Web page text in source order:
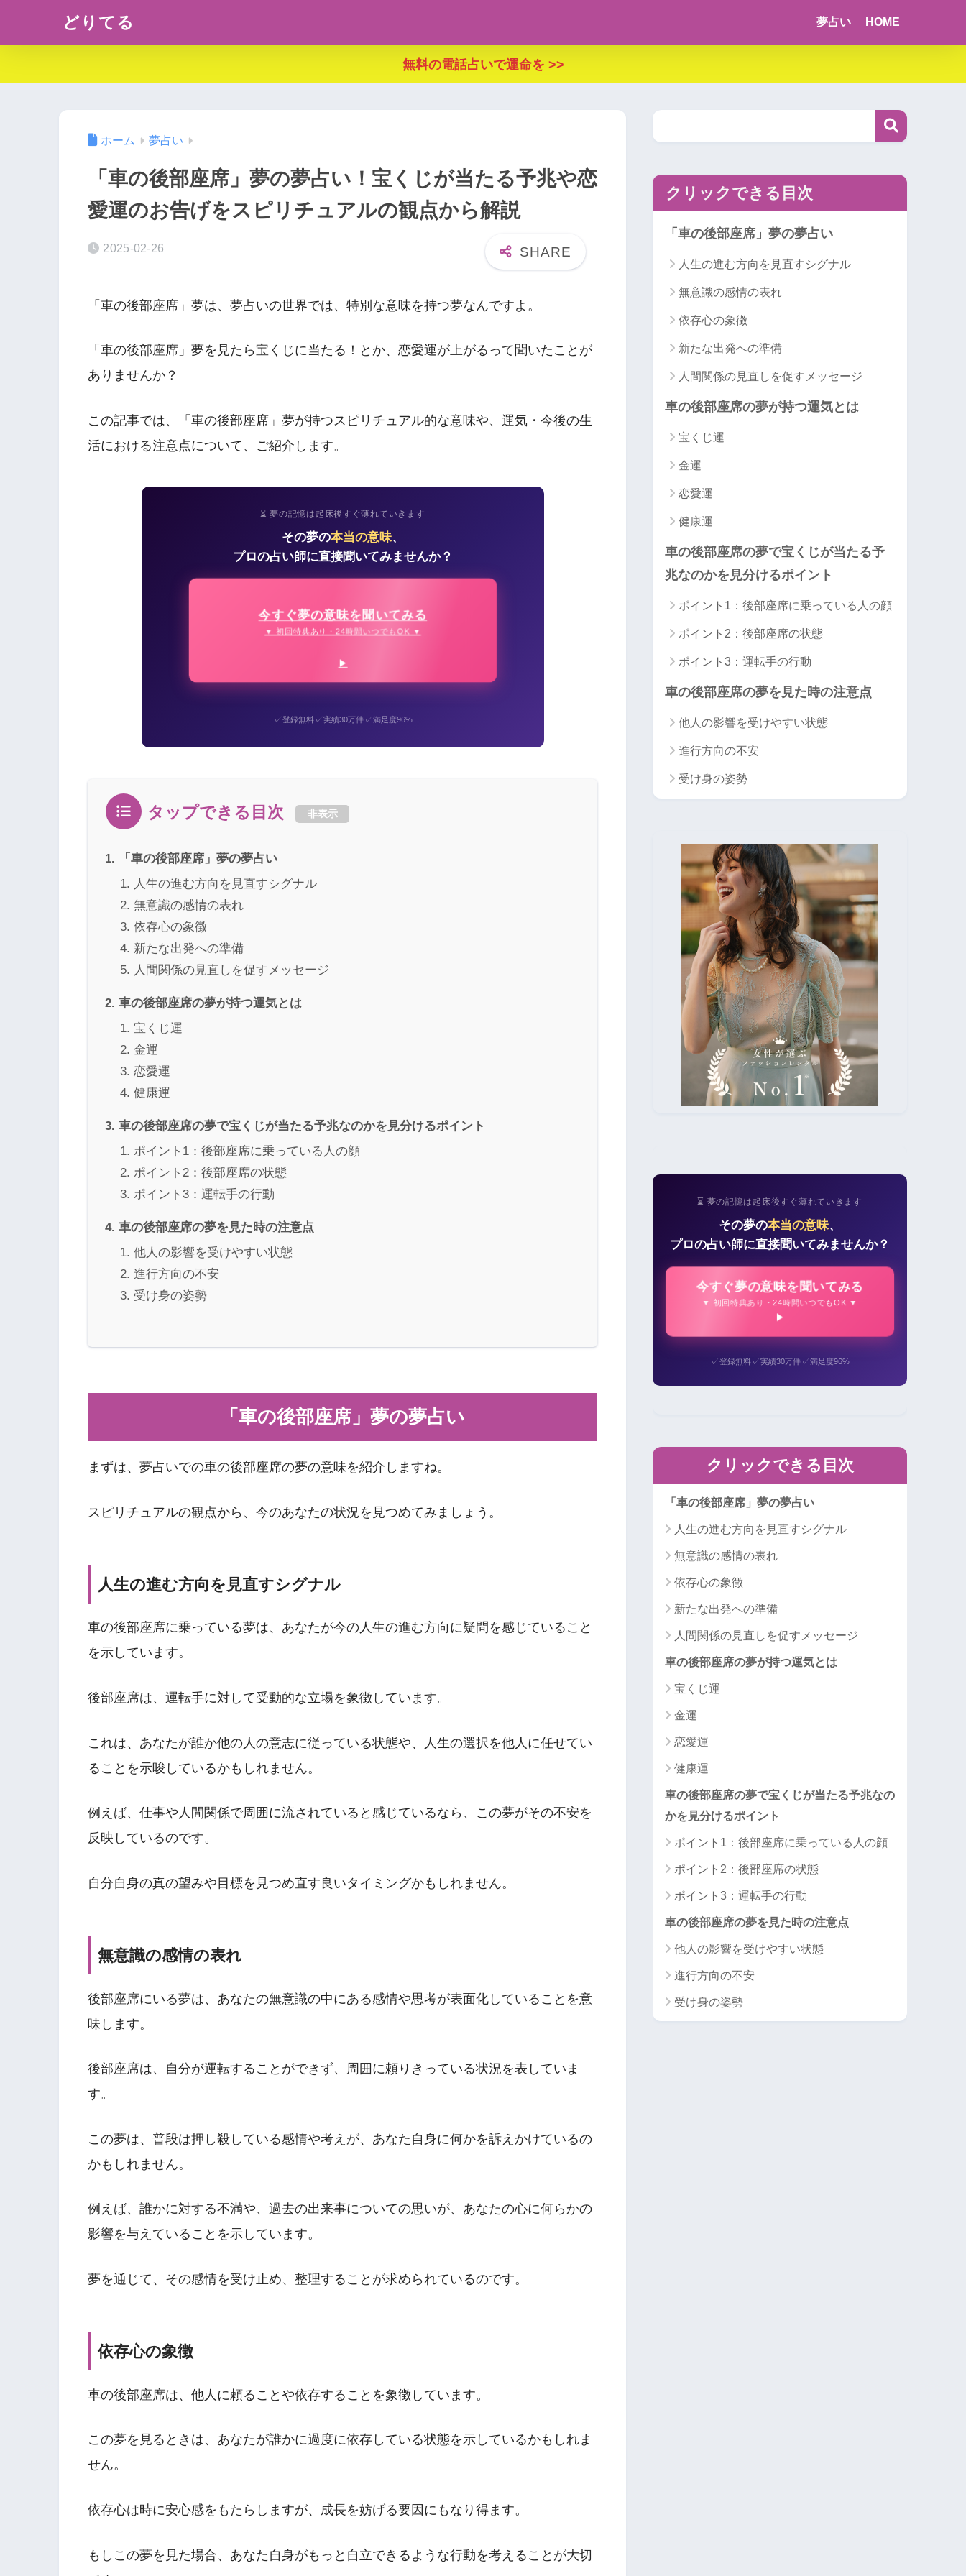
どりてる 夢占い HOME
無料の電話占いで運命を >>
ホーム 夢占い
「車の後部座席」夢の夢占い！宝くじが当たる予兆や恋
愛運のお告げをスピリチュアルの観点から解説
2025-02-26
「車の後部座席」夢は、夢占いの世界では、特別な意味を持つ夢なんですよ。
「車の後部座席」夢を見たら宝くじに当たる！とか、恋愛運が上がるって聞いたことが
ありませんか？
この記事では、「車の後部座席」夢が持つスピリチュアル的な意味や、運気・今後の生
活における注意点について、ご紹介します。
⏳ 夢の記憶は起床後すぐ薄れていきます
その夢の本当の意味、
プロの占い師に直接聞いてみませんか？
今すぐ夢の意味を聞いてみる
▼ 初回特典あり・24時間いつでもOK ▼
✓登録無料✓実績30万件✓満足度96%
タップできる目次 非表示
「車の後部座席」夢の夢占い
人生の進む方向を見直すシグナル
無意識の感情の表れ
依存心の象徴
新たな出発への準備
人間関係の見直しを促すメッセージ
車の後部座席の夢が持つ運気とは
宝くじ運
金運
恋愛運
健康運
車の後部座席の夢で宝くじが当たる予兆なのかを見分けるポイント
ポイント1：後部座席に乗っている人の顔
ポイント2：後部座席の状態
ポイント3：運転手の行動
車の後部座席の夢を見た時の注意点
他人の影響を受けやすい状態
進行方向の不安
受け身の姿勢
「車の後部座席」夢の夢占い
まずは、夢占いでの車の後部座席の夢の意味を紹介しますね。
スピリチュアルの観点から、今のあなたの状況を見つめてみましょう。
人生の進む方向を見直すシグナル
車の後部座席に乗っている夢は、あなたが今の人生の進む方向に疑問を感じていること
を示しています。
後部座席は、運転手に対して受動的な立場を象徴しています。
これは、あなたが誰か他の人の意志に従っている状態や、人生の選択を他人に任せてい
ることを示唆しているかもしれません。
例えば、仕事や人間関係で周囲に流されていると感じているなら、この夢がその不安を
反映しているのです。
自分自身の真の望みや目標を見つめ直す良いタイミングかもしれません。
無意識の感情の表れ
後部座席にいる夢は、あなたの無意識の中にある感情や思考が表面化していることを意
味します。
後部座席は、自分が運転することができず、周囲に頼りきっている状況を表していま
す。
この夢は、普段は押し殺している感情や考えが、あなた自身に何かを訴えかけているの
かもしれません。
例えば、誰かに対する不満や、過去の出来事についての思いが、あなたの心に何らかの
影響を与えていることを示しています。
夢を通じて、その感情を受け止め、整理することが求められているのです。
依存心の象徴
車の後部座席は、他人に頼ることや依存することを象徴しています。
この夢を見るときは、あなたが誰かに過度に依存している状態を示しているかもしれま
せん。
依存心は時に安心感をもたらしますが、成長を妨げる要因にもなり得ます。
もしこの夢を見た場合、あなた自身がもっと自立できるような行動を考えることが大切
クリックできる目次
「車の後部座席」夢の夢占い
人生の進む方向を見直すシグナル
無意識の感情の表れ
依存心の象徴
新たな出発への準備
人間関係の見直しを促すメッセージ
車の後部座席の夢が持つ運気とは
宝くじ運
金運
恋愛運
健康運
車の後部座席の夢で宝くじが当たる予
兆なのかを見分けるポイント
ポイント1：後部座席に乗っている人の顔
ポイント2：後部座席の状態
ポイント3：運転手の行動
車の後部座席の夢を見た時の注意点
他人の影響を受けやすい状態
進行方向の不安
受け身の姿勢
⏳ 夢の記憶は起床後すぐ薄れていきます
その夢の本当の意味、
プロの占い師に直接聞いてみませんか？
今すぐ夢の意味を聞いてみる
▼ 初回特典あり・24時間いつでもOK ▼
✓登録無料 ✓実績30万件 ✓満足度96%
クリックできる目次
「車の後部座席」夢の夢占い
人生の進む方向を見直すシグナル
無意識の感情の表れ
依存心の象徴
新たな出発への準備
人間関係の見直しを促すメッセージ
車の後部座席の夢が持つ運気とは
宝くじ運
金運
恋愛運
健康運
車の後部座席の夢で宝くじが当たる予兆なの
かを見分けるポイント
ポイント1：後部座席に乗っている人の顔
ポイント2：後部座席の状態
ポイント3：運転手の行動
車の後部座席の夢を見た時の注意点
他人の影響を受けやすい状態
進行方向の不安
受け身の姿勢